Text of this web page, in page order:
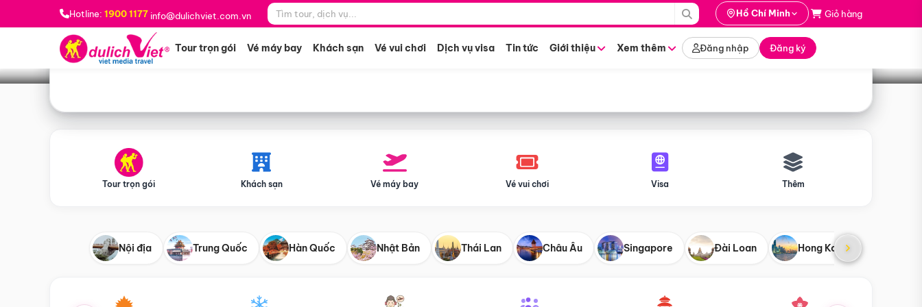
Hotline: 1900 1177 info@dulichviet.com.vn Hồ Chí Minh Giỏ hàng
Tour trọn gói Vé máy bay Khách sạn Vé vui chơi Dịch vụ visa Tin tức Giới thiệu Xem thêm Đăng nhập Đăng ký
Bạn muốn đi đâu? *
Tìm tour
Tour trọn gói Khách sạn Vé máy bay Vé vui chơi Visa Thêm
Nội địa Trung Quốc Hàn Quốc Nhật Bản Thái Lan Châu Âu Singapore Đài Loan Hong Kong